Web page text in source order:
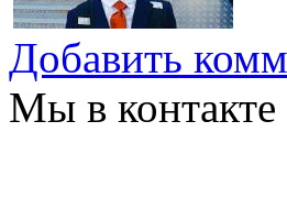
Добавить
Мы в контакте